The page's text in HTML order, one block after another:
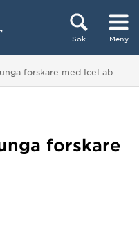
Sök Meny
forskare med IceLab
forskare